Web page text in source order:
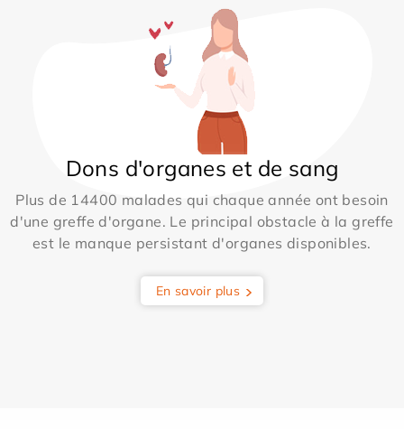
Dons d'organes et de sang
Plus de 14400 malades qui chaque année ont besoin
d'une greffe d'organe. Le principal obstacle à la greffe
est le manque persistant d'organes disponibles.
En savoir plus